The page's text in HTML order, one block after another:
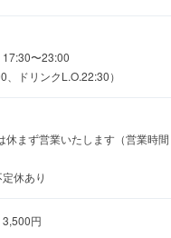
〜23:00
、ドリンクL.O.22:30）
休まず営業いたします（営業時
休あり
円